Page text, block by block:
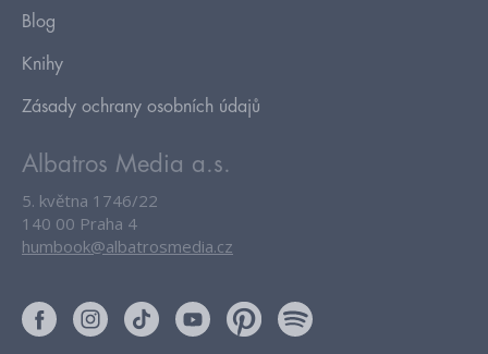
Blog
Knihy
Zásady ochrany osobních údajů
Albatros Media a.s.
5. května 1746/22
140 00 Praha 4
humbook@albatrosmedia.cz